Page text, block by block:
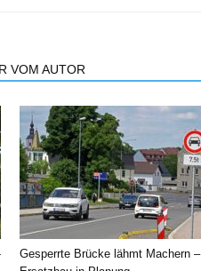
VOM AUTOR
Gesperrte Brücke lähmt Machern –